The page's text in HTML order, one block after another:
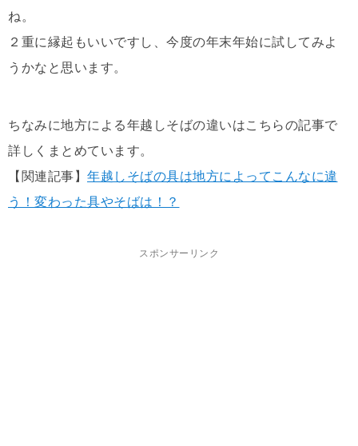
ね。
２重に縁起もいいですし、今度の年末年始に試してみよ
うかなと思います。
ちなみに地方による年越しそばの違いはこちらの記事で
詳しくまとめています。
【関連記事】 年越しそばの具は地方によってこんなに違
う！変わった具やそばは！？
スポンサーリンク